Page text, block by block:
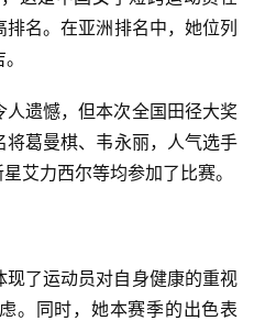
名。在亚洲排名中，她位列
遗憾，但本次全国田径大奖
葛曼棋、韦永丽，人气选手
艾力西尔等均参加了比赛。
了运动员对自身健康的重视
。同时，她本赛季的出色表